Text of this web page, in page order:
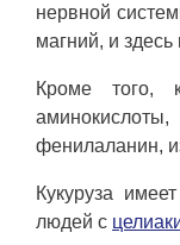
нервной
магний, и здесь
Кроме того,
фенилаланин,
Кукуруза
людей с